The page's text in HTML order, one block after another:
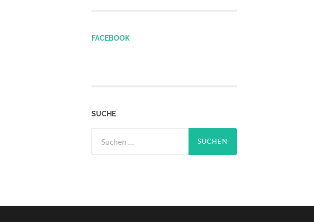
FACEBOOK
SUCHE
nach: